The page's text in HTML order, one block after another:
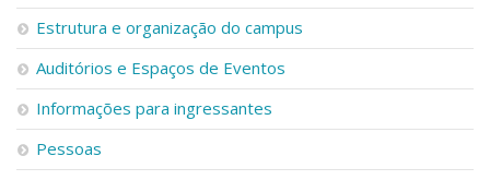
Serviços
Bibliotecas
Apoio ao Estudante
Segurança, Trânsito e Prevenção
RH, Administrativo e Financeiro
Outros serviços
Comunicação
Estrutura e organização do campus
Auditórios e Espaços de Eventos
Informações para ingressantes
Pessoas